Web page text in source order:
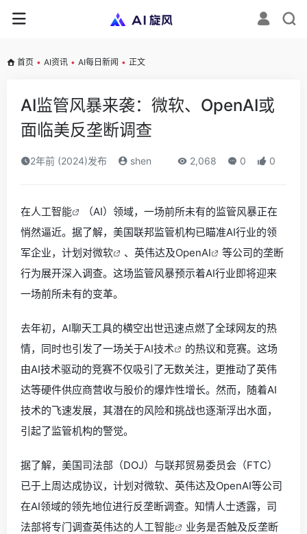
首页 • AI资讯 • AI每日新闻 • 正文
AI监管风暴来袭：微软、OpenAI或
面临美反垄断调查
2年前 (2024)发布 shen 2,068 0 0
在人工智能
（AI）领域，一场前所未有的监管风暴正在
悄然逼近。据了解，美国联邦监管机构已瞄准AI行业的领
军企业，计划对微软 、英伟达及OpenAI
等公司的垄断
行为展开深入调查。这场监管风暴预示着AI行业即将迎来
一场前所未有的变革。
去年初，AI聊天工具的横空出世迅速点燃了全球网友的热
情，同时也引发了一场关于AI技术
的热议和竞赛。这场
由AI技术驱动的竞赛不仅吸引了无数关注，更推动了英伟
达等硬件供应商营收与股价的爆炸性增长。然而，随着AI
技术的飞速发展，其潜在的风险和挑战也逐渐浮出水面，
引起了监管机构的警觉。
据了解，美国司法部（DOJ）与联邦贸易委员会（FTC）
已于上周达成协议，计划对微软、英伟达及OpenAI等公司
在AI领域的领先地位进行反垄断调查。知情人士透露，司
法部将专门调查英伟达的人工智能
业务是否触及反垄断